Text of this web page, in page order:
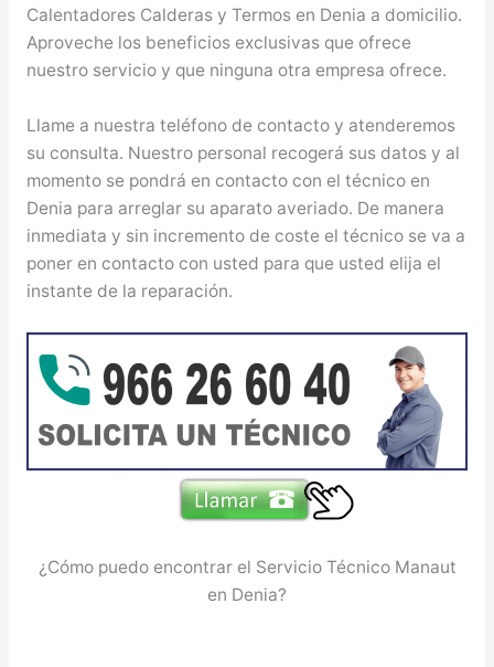
Calentadores Calderas y Termos en Denia a domicilio.
Aproveche los beneficios exclusivas que ofrece
nuestro servicio y que ninguna otra empresa ofrece.
Llame a nuestra teléfono de contacto y atenderemos
su consulta. Nuestro personal recogerá sus datos y al
momento se pondrá en contacto con el técnico en
Denia para arreglar su aparato averiado. De manera
inmediata y sin incremento de coste el técnico se va a
poner en contacto con usted para que usted elija el
instante de la reparación.
¿Cómo puedo encontrar el Servicio Técnico Manaut
en Denia?